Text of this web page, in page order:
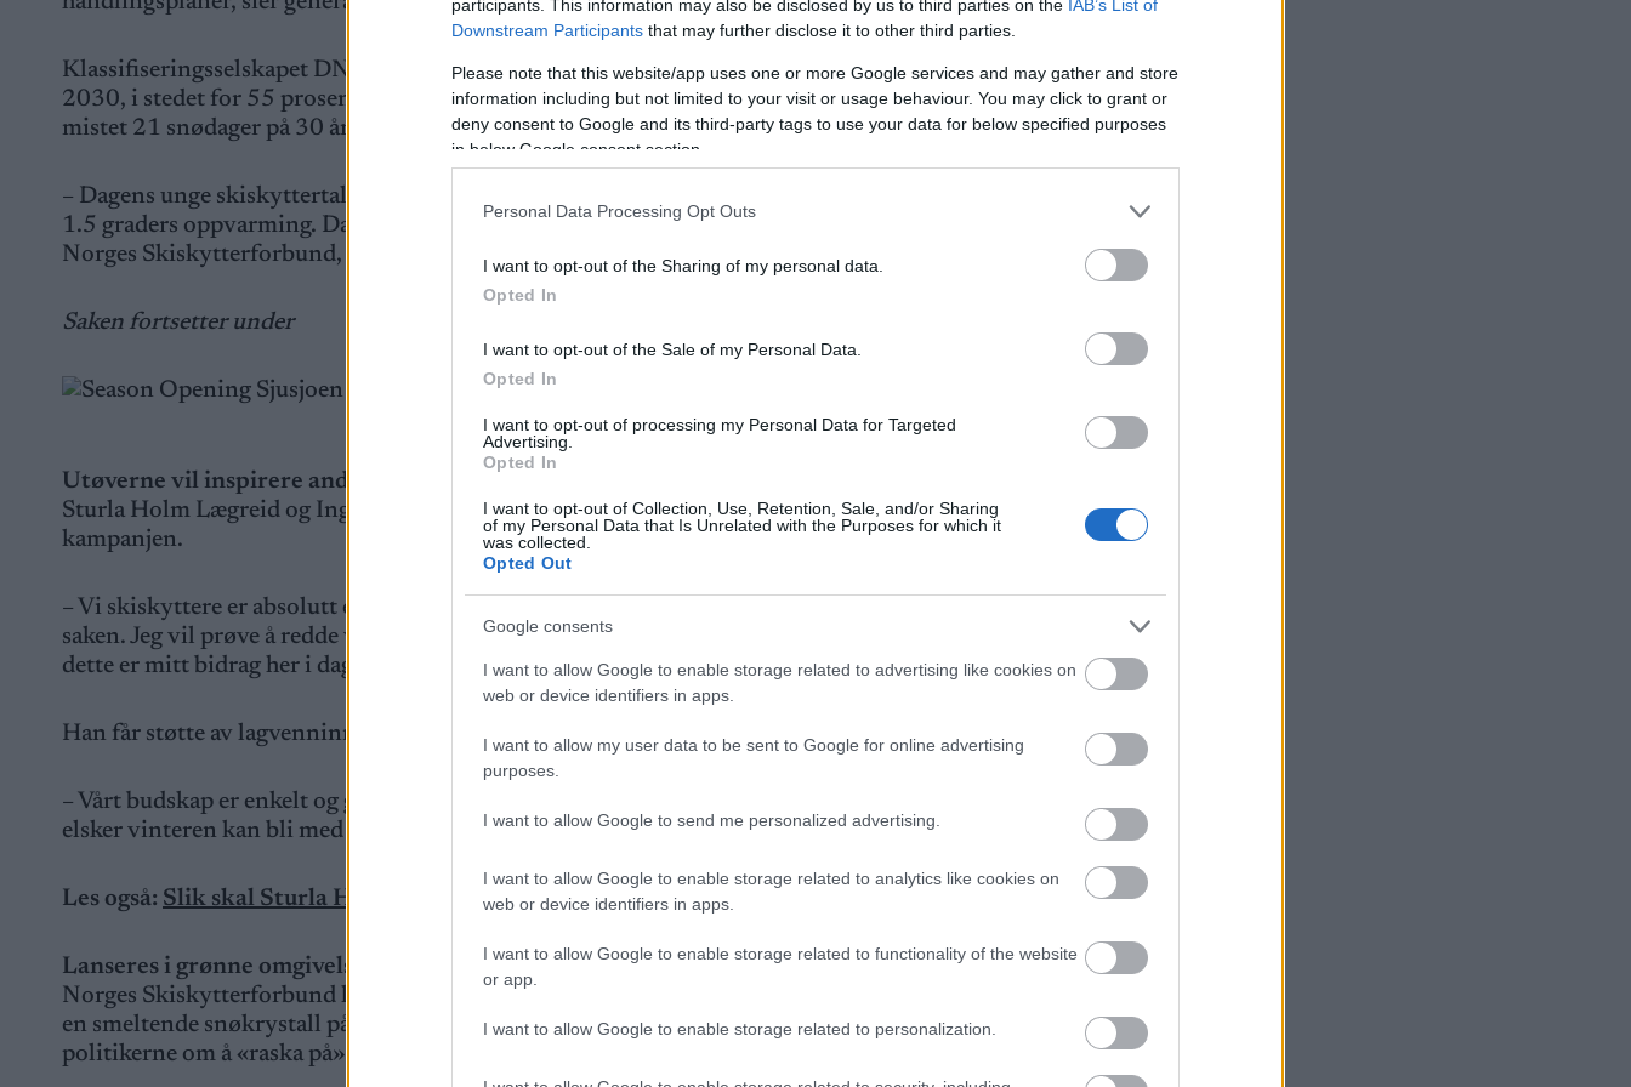
participants. This information may also be disclosed by us to third parties on the IAB’s List of
Downstream Participants that may further disclose it to other third parties.
Please note that this website/app uses one or more Google services and may gather and store
information including but not limited to your visit or usage behaviour. You may click to grant or
deny consent to Google and its third-party tags to use your data for below specified purposes
in below Google consent section.
Personal Data Processing Opt Outs
I want to opt-out of the Sharing of my personal data.
Opted In
I want to opt-out of the Sale of my Personal Data.
Opted In
I want to opt-out of processing my Personal Data for Targeted
Advertising.
Opted In
I want to opt-out of Collection, Use, Retention, Sale, and/or Sharing
of my Personal Data that Is Unrelated with the Purposes for which it
was collected.
Opted Out
Google consents
I want to allow Google to enable storage related to advertising like cookies on
web or device identifiers in apps.
I want to allow my user data to be sent to Google for online advertising
purposes.
I want to allow Google to send me personalized advertising.
I want to allow Google to enable storage related to analytics like cookies on
web or device identifiers in apps.
I want to allow Google to enable storage related to functionality of the website
or app.
I want to allow Google to enable storage related to personalization.
Klassifiseringsselskapet DNV anslår nemlig at Norge bare vil klare å kutte 25 prosent av utslippene innen
2030, i stedet for 55 prosent som forpliktelsen er. Ifølge klimaforskere fra Meteorologisk Institutt har Oslo
mistet 21 snødager på 30 år. Tromsø har mistet 17.
– Dagens unge skiskyttertalenter være på sitt aller beste, midt i det tiåret der klimapanelet frykter vi passerer
1.5 graders oppvarming. Da spørs det hvor vi finner skimuligheter i dette landet, fortsetter generalsekretær i
Norges Skiskytterforbund, Morten Djupvik.
Saken fortsetter under
Illustrasjonsfoto
Utøverne vil inspirere andre
Sturla Holm Lægreid og Ingrid Landmark Tandrevold er blant utøverne som har latt seg engasjere av
kampanjen.
– Vi skiskyttere er absolutt en del av problemet, og derfor ønsker vi å bruke vår stemme til å sette søkelys på
saken. Jeg vil prøve å redde vinteren, men jeg er skiskytter, ikke klimaekspert. Alle må bidra på sin måte, og
dette er mitt bidrag her i dag, sier Sturla Holm Lægreid.
Han får støtte av lagvenninne Ingrid Landmark Tandrevold.
– Vårt budskap er enkelt og greit at både myndighetene, næringslivet og vi i idretten må gjøre mer. Alle som
elsker vinteren kan bli med i kampanjen, og vi håper dette kan inspirere flere, sier Tandrevold.
Les også: Slik skal Sturla Holm Lægreid slå tilbake
Lanseres i grønne omgivelser
Norges Skiskytterforbund lanserer prosjektet under verdenscupen i Ruhpolding. Der markerer de saken med
en smeltende snøkrystall på jakka som en påminnelse om at vinteren er truet, og som en oppfordring til
politikerne om å «raska på».